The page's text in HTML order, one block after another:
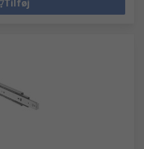
Tilføj